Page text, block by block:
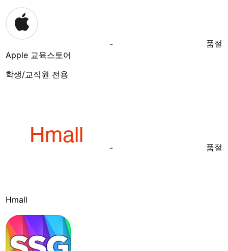
Apple 교육스토어
학생/교직원 전용
- 품절
Hmall
- 품절